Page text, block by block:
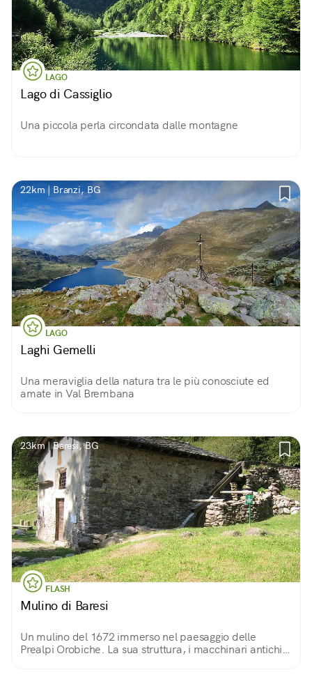
LAGO
Lago di Cassiglio
Una piccola perla circondata dalle montagne
22km | Branzi, BG
LAGO
Laghi Gemelli
Una meraviglia della natura tra le più conosciute ed
amate in Val Brembana
23km | Baresi, BG
FLASH
Mulino di Baresi
Un mulino del 1672 immerso nel paesaggio delle
Prealpi Orobiche. La sua struttura, i macchinari antichi